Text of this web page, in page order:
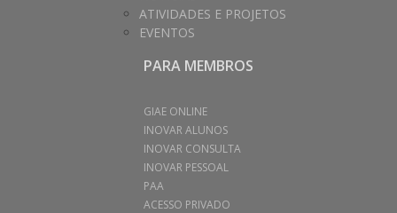
ATIVIDADES E PROJETOS
EVENTOS
PARA MEMBROS
GIAE ONLINE
INOVAR ALUNOS
INOVAR CONSULTA
INOVAR PESSOAL
PAA
ACESSO PRIVADO